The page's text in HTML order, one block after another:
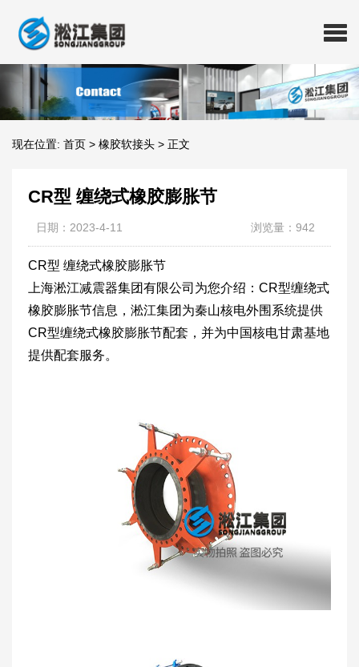
现在位置: 首页 > 橡胶软接头 > 正文
CR型 缠绕式橡胶膨胀节
日期：2023-4-11 浏览量：942
CR型 缠绕式橡胶膨胀节
上海淞江减震器集团有限公司为您介绍：CR型缠绕式
橡胶膨胀节信息，淞江集团为秦山核电外围系统提供
CR型缠绕式橡胶膨胀节配套，并为中国核电甘肃基地
提供配套服务。